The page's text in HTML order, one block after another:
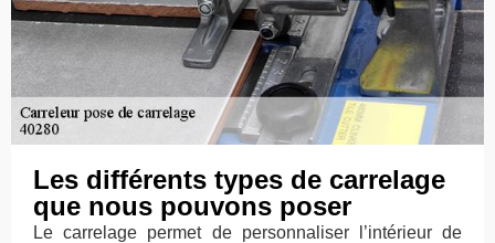
Les différents types de carrelage
que nous pouvons poser
Le carrelage permet de personnaliser l’intérieur de